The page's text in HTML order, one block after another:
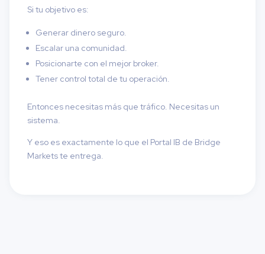
Si tu objetivo es:
Generar dinero seguro.
Escalar una comunidad.
Posicionarte con el mejor broker.
Tener control total de tu operación.
Entonces necesitas más que tráfico. Necesitas un
sistema.
Y eso es exactamente lo que el Portal IB de Bridge
Markets te entrega.